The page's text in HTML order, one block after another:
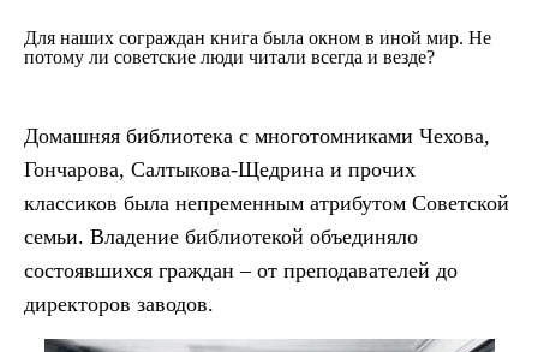
Для наших сограждан книга была окном в иной мир. Не
потому ли советские люди читали всегда и везде?
Домашняя библиотека с многотомниками Чехова,
Гончарова, Салтыкова-Щедрина и прочих
классиков была непременным атрибутом Советской
семьи. Владение библиотекой объединяло
состоявшихся граждан – от преподавателей до
директоров заводов.